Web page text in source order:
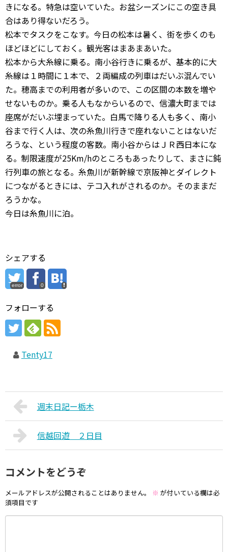
きになる。特急は空いていた。お盆シーズンにこの空き具
合はあり得ないだろう。
松本でタスクをこなす。今日の松本は暑く、街を歩くのも
ほどほどにしておく。観光客はまあまあいた。
松本から大糸線に乗る。南小谷行きに乗るが、基本的に大
糸線は１時間に１本で、２両編成の列車はだいぶ混んでい
た。穂高までの利用者が多いので、この区間の本数を増や
せないものか。乗る人もなからいるので、信濃大町までは
座席がだいぶ埋まっていた。白馬で降りる人も多く、南小
谷まで行く人は、次の糸魚川行きで座れないことはないだ
ろうな、という程度の客数。南小谷からはＪＲ西日本にな
る。制限速度が25Km/hのところもあったりして、まさに鈍
行列車の旅となる。糸魚川が新幹線で京阪神とダイレクト
につながるときには、テコ入れがされるのか。そのままだ
ろうかな。
今日は糸魚川に泊。
シェアする
error 0
フォローする
Tenty17
週末日記ー栃木
信越回遊 ２日目
コメントをどうぞ
メールアドレスが公開されることはありません。 ※ が付いている欄は必
須項目です